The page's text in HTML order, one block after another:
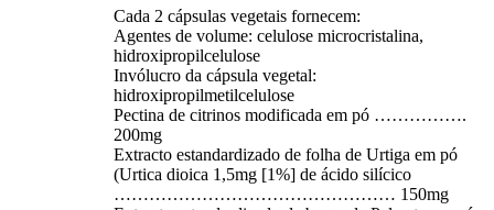
Cada 2 cápsulas vegetais fornecem:
Agentes de volume: celulose microcristalina,
hidroxipropilcelulose
Invólucro da cápsula vegetal:
hidroxipropilmetilcelulose
Pectina de citrinos modificada em pó …………….
200mg
Extracto estandardizado de folha de Urtiga em pó
(Urtica dioica 1,5mg [1%] de ácido silícico
………………………………………… 150mg